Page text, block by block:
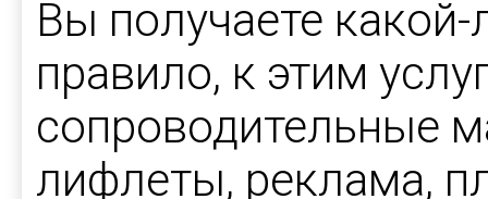
Вы получаете какой-
правило, к этим
сопроводительные
лифлеты, реклама,